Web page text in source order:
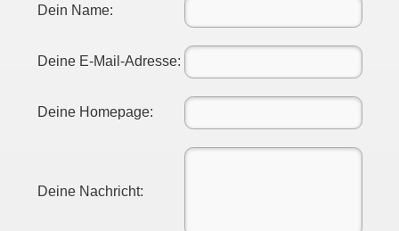
Dein Name:
Deine E-Mail-Adresse:
Deine Homepage:
Deine Nachricht: